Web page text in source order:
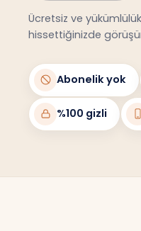
Ücretsiz ve
hissettiğinizde
Abonelik yok
%100 gizli